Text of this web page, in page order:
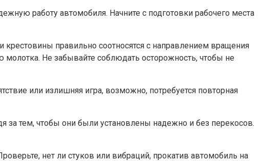
работу автомобиля. Начните с подготовки рабочего места
крестовины правильно соотносятся с направлением вращения
Не забывайте соблюдать осторожность, чтобы не
или излишняя игра, возможно, потребуется повторная
за тем, чтобы они были установлены надежно и без перекосов.
нет ли стуков или вибраций, прокатив автомобиль на